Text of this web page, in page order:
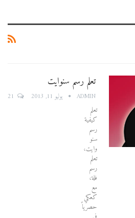
تعلم رسم سنوايت
ADMIN يوليو 11, 2013
تعلم
كيفية
رسم
سنو
وايت،
تعلم
رسم
فلة،
مع
كعكي
حصرياً